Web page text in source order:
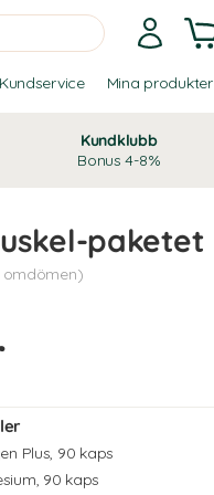
Kundservice Mina produkter
Kundklubb
Bonus 4-8%
paketet
omdömen)
Plus, 90 kaps
, 90 kaps